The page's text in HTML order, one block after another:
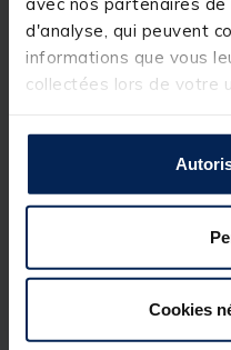
d'analyse, qui peuvent
informations que vous
collectées lors de votre
Cookies